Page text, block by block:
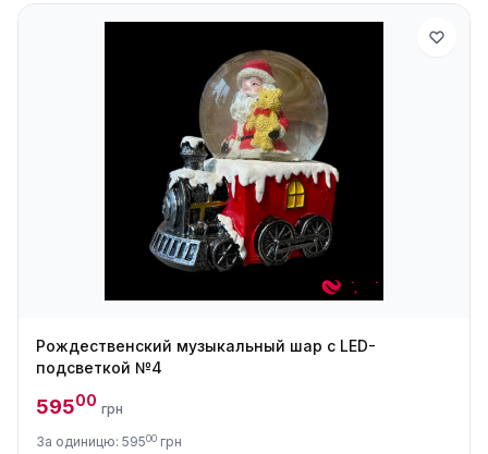
Рождественский музыкальный шар с LED-
подсветкой №4
59500 грн
За одиницю: 59500 грн